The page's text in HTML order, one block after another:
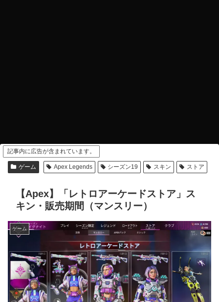
記事内に広告が含まれています。
ゲーム Apex Legends シーズン19 スキン ストア
【Apex】「レトロアーケードストア」ス
キン・販売期間（マンスリー）
ゲーム